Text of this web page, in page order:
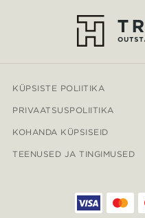
KÜPSISTE POLIITIKA
PRIVAATSUSPOLIITIKA
KOHANDA KÜPSISEID
TEENUSED JA TINGIMUSED